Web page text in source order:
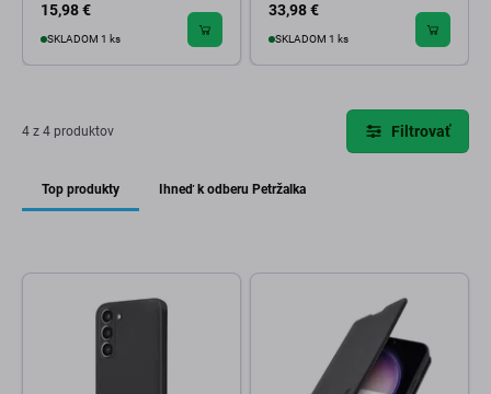
15,98 €
SKLADOM 1 ks
33,98 €
SKLADOM 1 ks
4 z 4 produktov Filtrovať
Top produkty Ihneď k odberu Petržalka